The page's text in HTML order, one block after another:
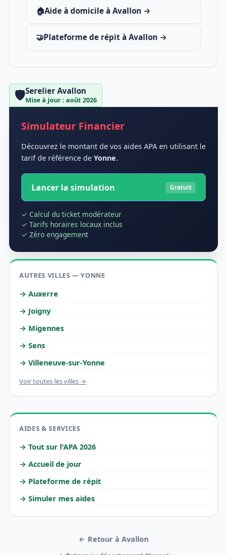
🏠Aide à domicile à Avallon →
🤝Plateforme de répit à Avallon →
🛡️Serelier Avallon
Mise à jour : août 2026
Simulateur Financier
Découvrez le montant de vos aides APA en utilisant le
tarif de référence de Yonne.
Lancer la simulation Gratuit
✓ Calcul du ticket modérateur
✓ Tarifs horaires locaux inclus
✓ Zéro engagement
AUTRES VILLES — YONNE
→ Auxerre
→ Joigny
→ Migennes
→ Sens
→ Villeneuve-sur-Yonne
Voir toutes les villes →
AIDES & SERVICES
→ Tout sur l'APA 2026
→ Accueil de jour
→ Plateforme de répit
→ Simuler mes aides
← Retour à Avallon